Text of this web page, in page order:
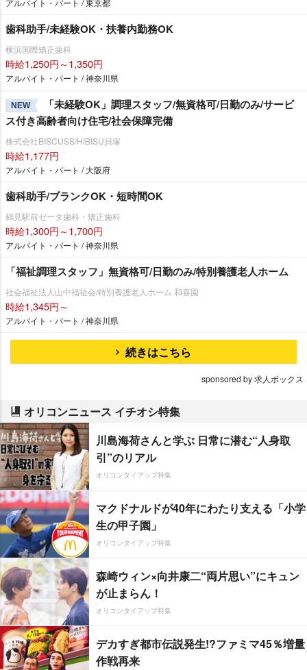
アルバイト・パート / 東京都
歯科助手/未経験OK・扶養内勤務OK
横浜国際矯正歯科
時給1,250円～1,350円
アルバイト・パート / 神奈川県
NEW
「未経験OK」調理スタッフ/無資格可/日勤のみ/サービ
ス付き高齢者向け住宅/社会保障完備
株式会社BISCUSS/HIBISU貝塚
時給1,177円
アルバイト・パート / 大阪府
歯科助手/ブランクOK・短時間OK
鶴見駅前ゼータ歯科・矯正歯科
時給1,300円～1,700円
アルバイト・パート / 神奈川県
「福祉調理スタッフ」無資格可/日勤のみ/特別養護老人ホーム
社会福祉法人山中福祉会/特別養護老人ホーム 和喜園
時給1,345円～
アルバイト・パート / 神奈川県
続きはこちら
sponsored by 求人ボックス
オリコンニュース イチオシ特集
川島海荷さんと学ぶ 日常に潜む“人身取
引”のリアル
オリコンタイアップ特集
マクドナルドが40年にわたり支える「小学
生の甲子園」
オリコンタイアップ特集
森崎ウィン×向井康二“両片思い”にキュン
が止まらん！
オリコンタイアップ特集
デカすぎ都市伝説発生!?ファミマ45％増量
作戦再来